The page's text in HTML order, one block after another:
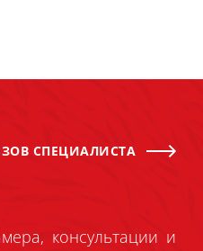
СПЕЦИАЛИСТА
консультации и